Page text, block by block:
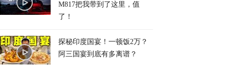
M817把我带到了这里，值
了！
探秘印度国宴！一顿饭2万？
阿三国宴到底有多离谱？